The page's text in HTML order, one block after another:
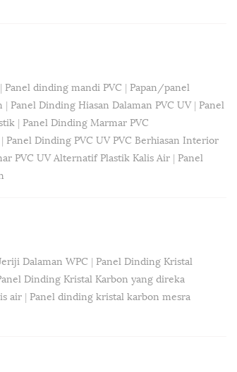
| Panel dinding mandi PVC | Papan/panel
| Panel Dinding Hiasan Dalaman PVC UV| Panel
| Panel Dinding Marmar PVC
| Panel Dinding PVC UV PVC Berhiasan Interior
PVC UV Alternatif Plastik Kalis Air | Panel
Dalaman WPC | Panel Dinding Kristal
Dinding Kristal Karbon yang direka
air | Panel dinding kristal karbon mesra